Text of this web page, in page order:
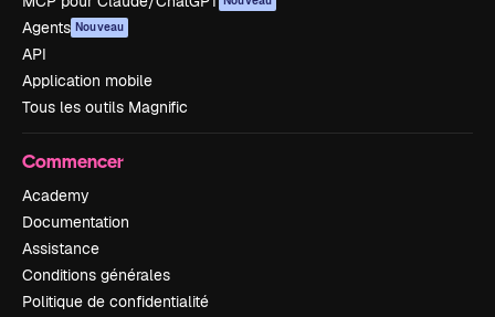
Agents Nouveau
API
Application mobile
Tous les outils Magnific
Commencer
Academy
Documentation
Assistance
Conditions générales
Politique de confidentialité